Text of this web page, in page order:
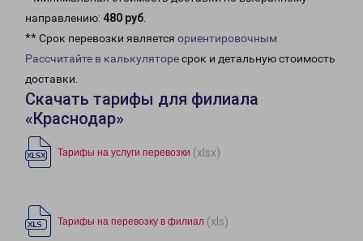
направлению: 480 руб.
** Срок перевозки является ориентировочным
Рассчитайте в калькуляторесрок и детальную стоимость
доставки.
Скачать тарифы для филиала
«Краснодар»
Тарифы на услуги перевозки (xlsx)
Тарифы на перевозку в филиал (xls)